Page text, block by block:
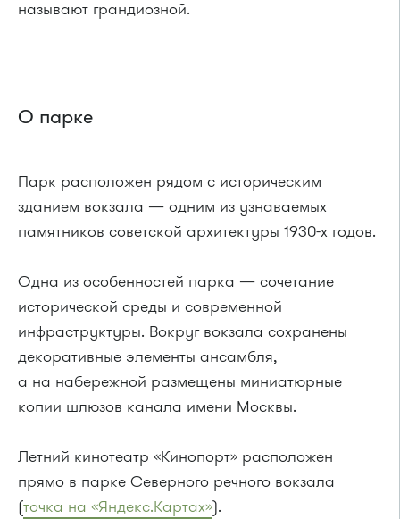
называют грандиозной.
О парке
Парк расположен рядом с историческим
зданием вокзала — одним из узнаваемых
памятников советской архитектуры 1930-х годов.
Одна из особенностей парка — сочетание
исторической среды и современной
инфраструктуры. Вокруг вокзала сохранены
декоративные элементы ансамбля,
а на набережной размещены миниатюрные
копии шлюзов канала имени Москвы.
Летний кинотеатр «Кинопорт» расположен
прямо в парке Северного речного вокзала
(точка на «Яндекс.Картах»).